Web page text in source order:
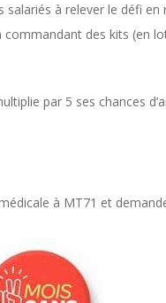
salariés à relever le défi
des kits (en
par 5 ses chances
à MT71 et